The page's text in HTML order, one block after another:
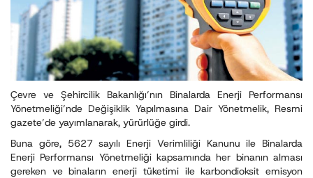
Çevre ve Şehircilik Bakanlığı’nın Binalarda Enerji Performansı
Yönetmeliği’nde Değişiklik Yapılmasına Dair Yönetmelik, Resmi
gazete’de yayımlanarak, yürürlüğe girdi.
Buna göre, 5627 sayılı Enerji Verimliliği Kanunu ile Binalarda
Enerji Performansı Yönetmeliği kapsamında her binanın alması
gereken ve binaların enerji tüketimi ile karbondioksit emisyon